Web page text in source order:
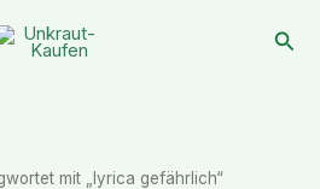
mit „lyrica gefährlich“